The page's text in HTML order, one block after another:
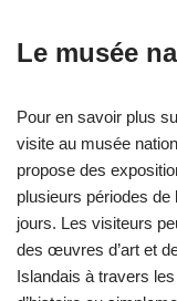
Le musée
Pour en savoir plus
visite au musée
propose des
plusieurs périodes de
jours. Les visiteurs
des œuvres d’art et
Islandais à travers